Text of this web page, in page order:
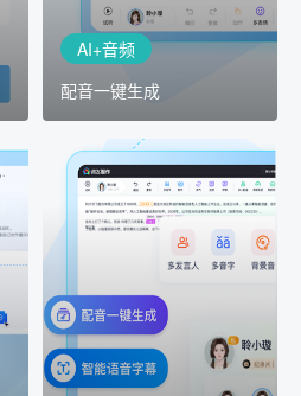
AI+音频
配音一键生成
讯飞智作：让每一个内容
创作者高效生产灵活定制